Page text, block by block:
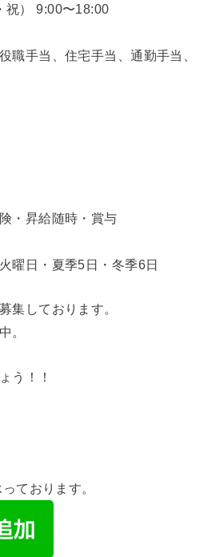
） 9:00〜18:00
職手当、住宅手当、通勤手当、
・昇給随時・賞与
曜日・夏季5日・冬季6日
集しております。
。
う！！
ております。